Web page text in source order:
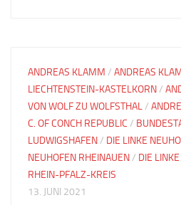
ANDREAS KLAMM / ANDREAS
LIECHTENSTEIN-KASTELKORN/
VON WOLF ZU WOLFSTHAL/
C. OF CONCH REPUBLIC /
LUDWIGSHAFEN/ DIE LINKE
NEUHOFEN RHEINAUEN/ DIE
RHEIN-PFALZ-KREIS
13. JUNI 2021